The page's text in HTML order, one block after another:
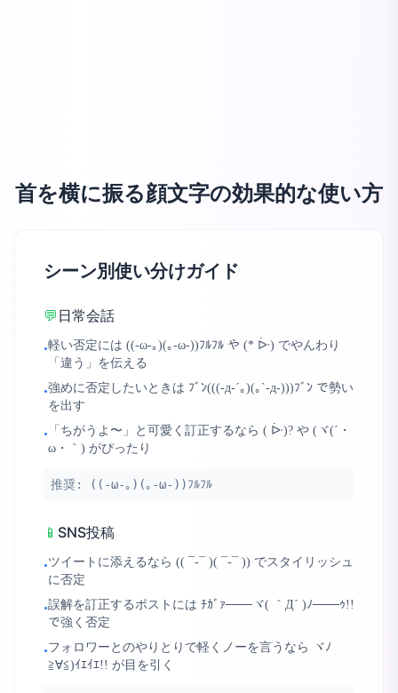
首を横に振る顔文字の効果的な使い方
シーン別使い分けガイド
💬 日常会話
•軽い否定には ((-ω-｡)(｡-ω-))ﾌﾙﾌﾙ や (* ᐕ) でやんわり
「違う」を伝える
•強めに否定したいときは ﾌﾞﾝ(((-д-´｡)(｡`-д-)))ﾌﾞﾝ で勢い
を出す
• 「ちがうよ〜」と可愛く訂正するなら ( ᐕ)? や (ヾ(´・
ω・｀) がぴったり
推奨: ((-ω-｡)(｡-ω-))ﾌﾙﾌﾙ
📱 SNS投稿
•ツイートに添えるなら (( ¯-¯ )( ¯-¯ )) でスタイリッシュ
に否定
•誤解を訂正するポストには ﾁｶﾞｧ───ヾ( ｀Д´ )ﾉ───ｩ!!
で強く否定
•フォロワーとのやりとりで軽くノーを言うなら ヾﾉ
≧∀≦)ｲｴｲｴ!! が目を引く